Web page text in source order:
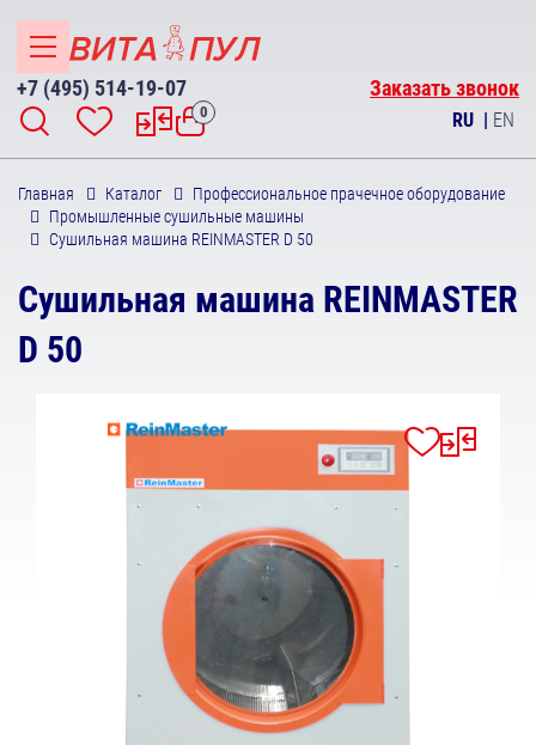
+7 (495) 514-19-07 Заказать звонок
0 RU | EN
Главная Каталог
Профессиональное прачечное оборудование
Промышленные сушильные машины
Сушильная машина REINMASTER D 50
Сушильная машина REINMASTER
D 50